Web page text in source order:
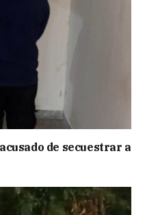
de secuestrar a